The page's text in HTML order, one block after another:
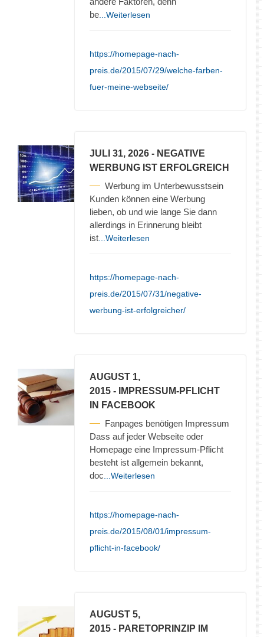
be ...Weiterlesen
https://homepage-nach-
preis.de/2015/07/29/welche-farben-
fuer-meine-webseite/
JULI 31, 2026 - NEGATIVE
WERBUNG IST ERFOLGREICH
Werbung im Unterbewusstsein
Kunden können eine Werbung
lieben, ob und wie lange Sie dann
allerdings in Erinnerung bleibt
ist ...Weiterlesen
https://homepage-nach-
preis.de/2015/07/31/negative-
werbung-ist-erfolgreicher/
AUGUST 1,
2015 - IMPRESSUM-PFLICHT
IN FACEBOOK
Fanpages benötigen Impressum
Dass auf jeder Webseite oder
Homepage eine Impressum-Pflicht
besteht ist allgemein bekannt,
doc ...Weiterlesen
https://homepage-nach-
preis.de/2015/08/01/impressum-
pflicht-in-facebook/
AUGUST 5,
2015 - PARETOPRINZIP IM